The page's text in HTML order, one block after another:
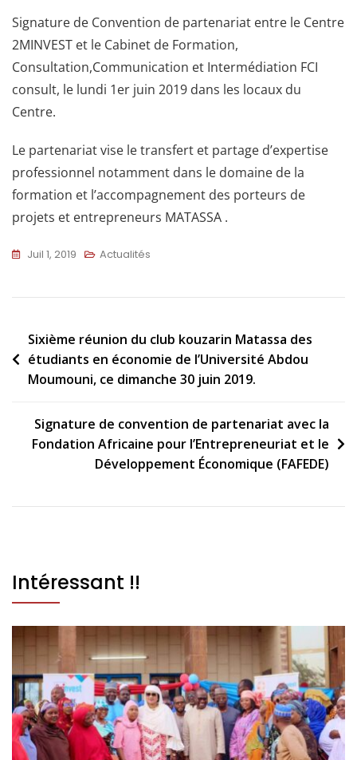
Signature de Convention de partenariat entre le Centre
2MINVEST et le Cabinet de Formation,
Consultation,Communication et Intermédiation FCI
consult, le lundi 1er juin 2019 dans les locaux du
Centre.
Le partenariat vise le transfert et partage d’expertise
professionnel notamment dans le domaine de la
formation et l’accompagnement des porteurs de
projets et entrepreneurs MATASSA .
Juil 1, 2019 Actualités
Sixième réunion du club kouzarin Matassa des
étudiants en économie de l’Université Abdou
Moumouni, ce dimanche 30 juin 2019.
Signature de convention de partenariat avec la
Fondation Africaine pour l’Entrepreneuriat et le
Développement Économique (FAFEDE)
Intéressant !!